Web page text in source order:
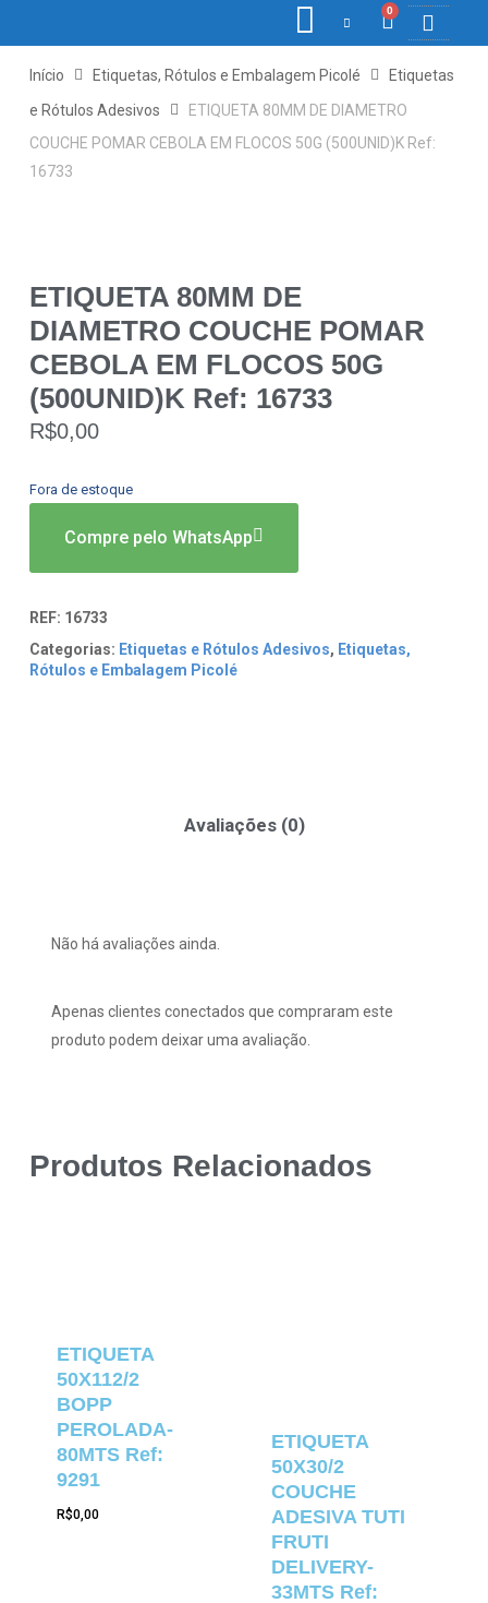
0
Início Etiquetas, Rótulos e Embalagem Picolé
Etiquetas
e Rótulos Adesivos
ETIQUETA 80MM DE DIAMETRO
COUCHE POMAR CEBOLA EM FLOCOS 50G (500UNID)K Ref:
16733
ETIQUETA 80MM DE
DIAMETRO COUCHE POMAR
CEBOLA EM FLOCOS 50G
(500UNID)K Ref: 16733
R$0,00
Fora de estoque
Compre pelo WhatsApp
REF: 16733
Categorias: Etiquetas e Rótulos Adesivos, Etiquetas,
Rótulos e Embalagem Picolé
Avaliações (0)
Não há avaliações ainda.
Apenas clientes conectados que compraram este
produto podem deixar uma avaliação.
Produtos Relacionados
ETIQUETA
50X112/2
BOPP
PEROLADA-
80MTS Ref:
9291
R$0,00
ETIQUETA
50X30/2
COUCHE
ADESIVA TUTI
FRUTI
DELIVERY-
33MTS Ref: